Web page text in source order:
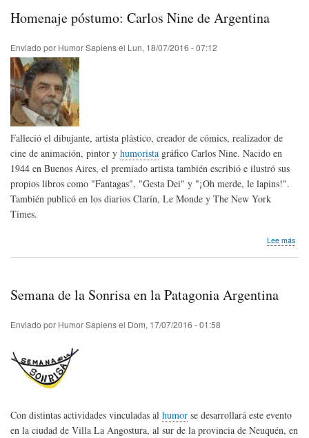
Homenaje póstumo: Carlos Nine de Argentina
Enviado por Humor Sapiensel Lun, 18/07/2016 - 07:12
Falleció el dibujante, artista plástico, creador de cómics, realizador de
cine de animación, pintor y humorista gráfico Carlos Nine. Nacido en
1944 en Buenos Aires, el premiado artista también escribió e ilustró sus
propios libros como "Fantagas", "Gesta Dei" y "¡Oh merde, le lapins!".
También publicó en los diarios Clarín, Le Monde y The New York
Times.
Lee más
Semana de la Sonrisa en la Patagonia Argentina
Enviado por Humor Sapiensel Dom, 17/07/2016 - 01:58
Con distintas actividades vinculadas al humor se desarrollará este evento
en la ciudad de Villa La Angostura, al sur de la provincia de Neuquén, en